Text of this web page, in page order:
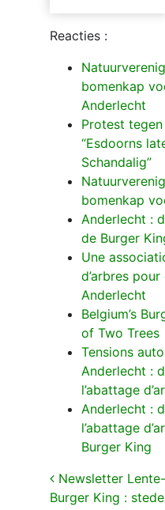
Reacties :
bomenkap
Anderlecht
Protest
“Esdoorns
Schandalig”
bomenkap
Anderlecht :
de Burger
Une
d’arbres
Anderlecht
Belgium’s
of Two Trees
Tensions
Anderlecht :
l’abattage
Anderlecht :
l’abattage
Burger King
Post
Newsletter
Burger King :